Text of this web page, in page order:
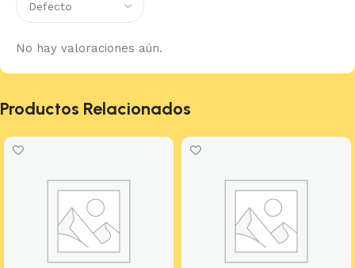
No hay valoraciones aún.
Productos Relacionados